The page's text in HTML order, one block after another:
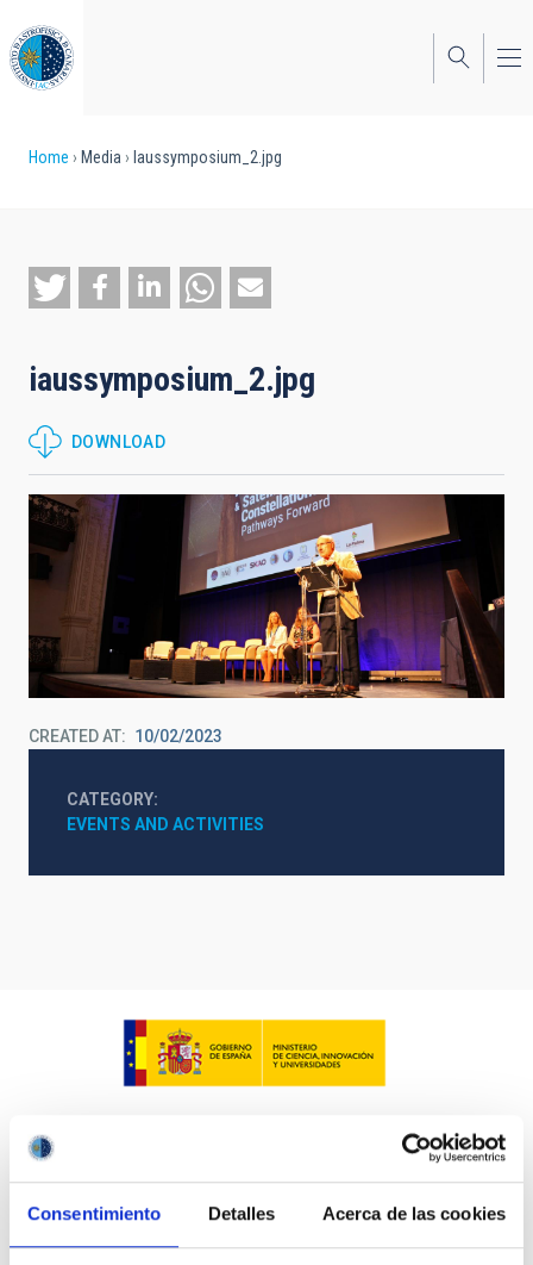
Consentimiento Detalles Acerca de las cookies
to
main
content
Breadcrumb
Home Media Iaussymposium_2.jpg
iaussymposium_2.jpg
DOWNLOAD
CREATED AT 10/02/2023
CATEGORY
EVENTS AND ACTIVITIES